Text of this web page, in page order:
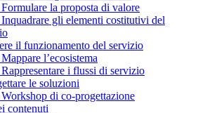
la proposta di valore
gli elementi costitutivi del
il funzionamento del servizio
l’ecosistema
i flussi di servizio
le soluzioni
di co-progettazione
contenuti